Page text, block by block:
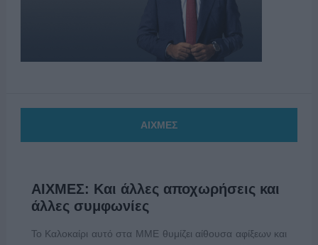
ΑΙΧΜΕΣ
ΑΙΧΜΕΣ: Και άλλες αποχωρήσεις και
άλλες συμφωνίες
Το Καλοκαίρι αυτό στα ΜΜΕ θυμίζει αίθουσα αφίξεων και